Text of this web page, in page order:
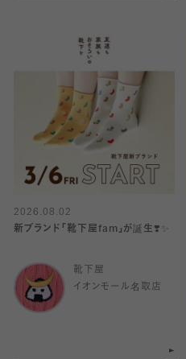
2026.08.02
新ブランド「靴下屋fam」が誕生❣️✨
靴下屋
イオンモール名取店